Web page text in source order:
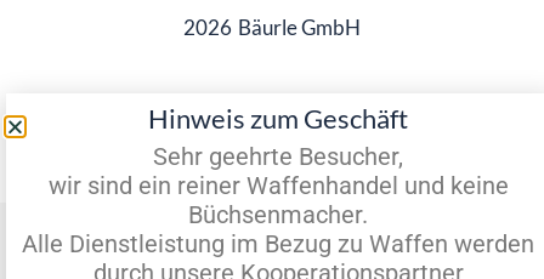
2026 Bäurle GmbH
Vertrag widerrufen
Hinweis zum Geschäft
Sehr geehrte Besucher,
wir sind ein reiner Waffenhandel und keine
Büchsenmacher.
Alle Dienstleistung im Bezug zu Waffen werden
durch unsere Kooperationspartner